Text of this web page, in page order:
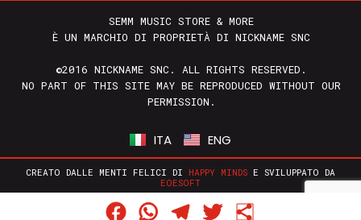
SEMM MUSIC STORE & MORE
È UN MARCHIO DI PROPRIETÀ DI NICKNAME SNC
©2016 NICKNAME SNC. ALL RIGHTS RESERVED.
NO PART OF THIS SITE MAY BE REPRODUCED WITHOUT OUR
PERMISSION.
ITA ENG
CREATO DALLE MENTI FELICI DI HAPPY MINDS E SVILUPPATO DA
EOESOFT
FacebookWhatsAppTelegram
Twitter